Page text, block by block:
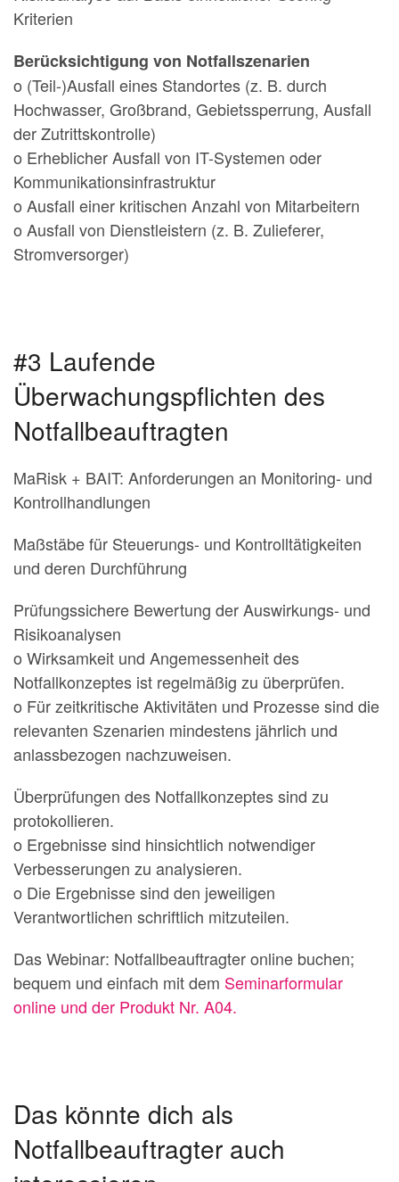
Kriterien
Berücksichtigung von Notfallszenarien
o (Teil-)Ausfall eines Standortes (z. B. durch
Hochwasser, Großbrand, Gebietssperrung, Ausfall
der Zutrittskontrolle)
o Erheblicher Ausfall von IT-Systemen oder
Kommunikationsinfrastruktur
o Ausfall einer kritischen Anzahl von Mitarbeitern
o Ausfall von Dienstleistern (z. B. Zulieferer,
Stromversorger)
#3 Laufende
Überwachungspflichten des
Notfallbeauftragten
MaRisk + BAIT: Anforderungen an Monitoring- und
Kontrollhandlungen
Maßstäbe für Steuerungs- und Kontrolltätigkeiten
und deren Durchführung
Prüfungssichere Bewertung der Auswirkungs- und
Risikoanalysen
o Wirksamkeit und Angemessenheit des
Notfallkonzeptes ist regelmäßig zu überprüfen.
o Für zeitkritische Aktivitäten und Prozesse sind die
relevanten Szenarien mindestens jährlich und
anlassbezogen nachzuweisen.
Überprüfungen des Notfallkonzeptes sind zu
protokollieren.
o Ergebnisse sind hinsichtlich notwendiger
Verbesserungen zu analysieren.
o Die Ergebnisse sind den jeweiligen
Verantwortlichen schriftlich mitzuteilen.
Das Webinar: Notfallbeauftragter online buchen;
bequem und einfach mit dem Seminarformular
online und der Produkt Nr. A04.
Das könnte dich als
Notfallbeauftragter auch